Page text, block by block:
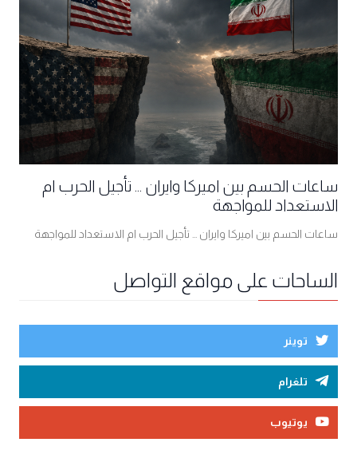
ساعات الحسم بين اميركا وايران ... تأجيل الحرب ام
الاستعداد للمواجهة
ساعات الحسم بين اميركا وايران ... تأجيل الحرب ام الاستعداد للمواجهة
الساحات على مواقع التواصل
توينر
تلغرام
يوتيوب